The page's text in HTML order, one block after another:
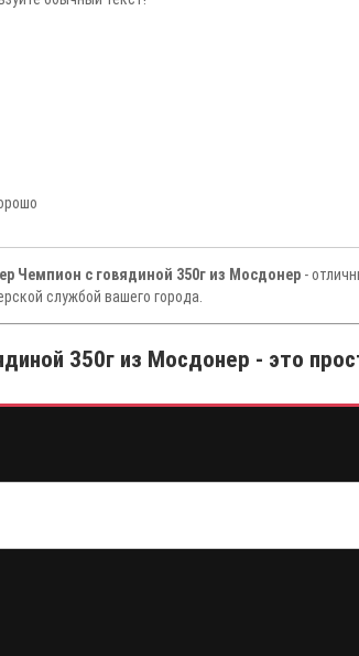
Чемпион с говядиной 350г из Мосдонер -
службой вашего города.
350г из Мосдонер - это